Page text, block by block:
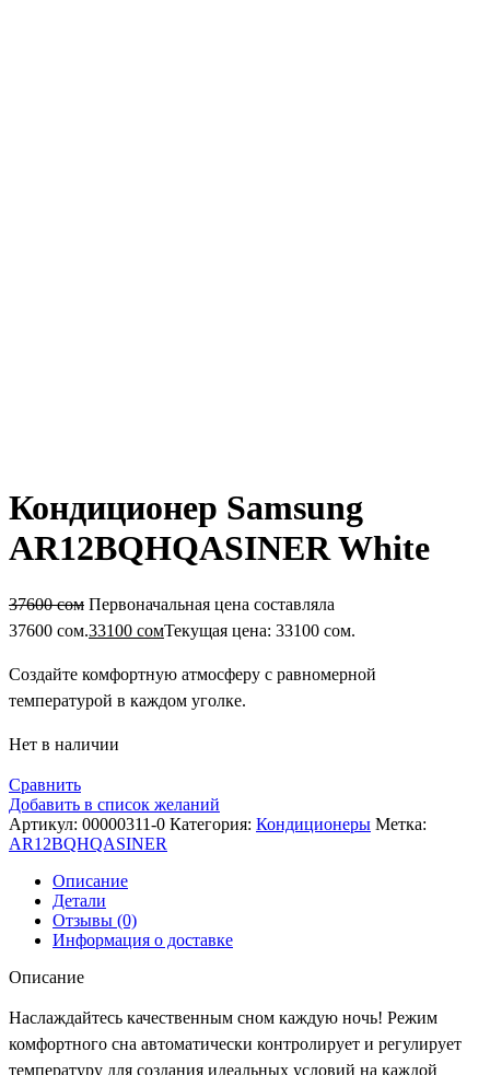
Кондиционер Samsung
AR12BQHQASINER White
37600сом Первоначальная цена составляла
37600 сом.33100 сомТекущая цена: 33100 сом.
Создайте комфортную атмосферу с равномерной
температурой в каждом уголке.
Нет в наличии
Сравнить
Добавить в список желаний
Артикул: 00000311-0 Категория: Кондиционеры Метка:
AR12BQHQASINER
Описание
Детали
Отзывы (0)
Информация о доставке
Описание
Наслаждайтесь качественным сном каждую ночь! Режим
комфортного сна автоматически контролирует и регулирует
температуру для создания идеальных условий на каждой